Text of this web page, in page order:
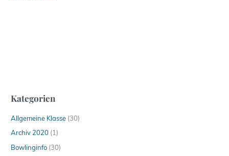
Kategorien
Allgemeine Klasse (30)
Archiv 2020 (1)
Bowlinginfo (30)